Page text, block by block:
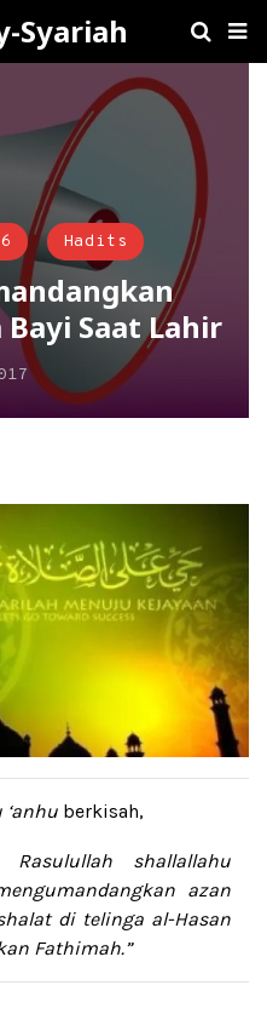
Syariah
Hadits
Saat Lahir
berkisah,
Rasulullah shallallahu
azan
di telinga al-Hasan
Fathimah.”